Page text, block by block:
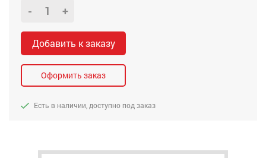
- +
Добавить к заказу
Оформить заказ
Есть в наличии, доступно под заказ